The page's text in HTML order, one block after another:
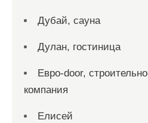
Дубай, сауна
Дулан, гостиница
Евро-door,
компания
Елисей